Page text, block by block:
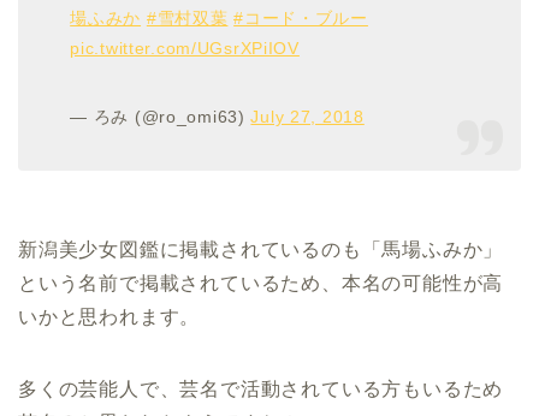
場ふみか #雪村双葉 #コード・ブルー
pic.twitter.com/UGsrXPiIOV
— ろみ (@ro_omi63)July 27, 2018
新潟美少女図鑑に掲載されているのも「馬場ふみか」
という名前で掲載されているため、本名の可能性が高
いかと思われます。
多くの芸能人で、芸名で活動されている方もいるため